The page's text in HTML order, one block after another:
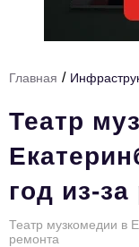
Инфраструктура
Технологии и тренды
Ниши и рынки
Цитаты
Туризм
Главная /
Театр
год из-
Театр музкомедии в
ремонта